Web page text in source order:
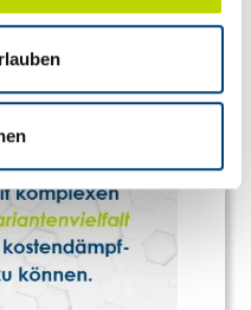
ein. So besteht etwa
Daten
Europäer.